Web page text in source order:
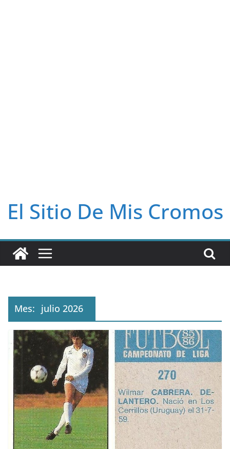
El Sitio De Mis Cromos
Mes: julio 2026